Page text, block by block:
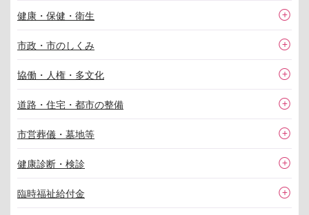
健康・保健・衛生
市政・市のしくみ
協働・人権・多文化
道路・住宅・都市の整備
市営葬儀・墓地等
健康診断・検診
臨時福祉給付金